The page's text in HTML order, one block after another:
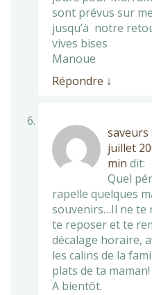
sont prévus sur
jusqu’à notre
vives bises
Manoue
Répondre ↓
saveurs
juillet
min dit:
Quel
rapelle quelques
souvenirs…Il ne te
te reposer et te
décalage horaire,
les calins de la
plats de ta maman!
A bientôt.